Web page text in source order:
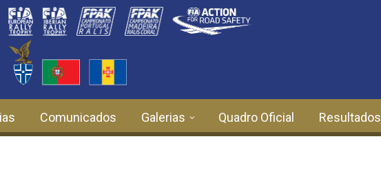
Comunicados Galerias Quadro Oficial Resultados